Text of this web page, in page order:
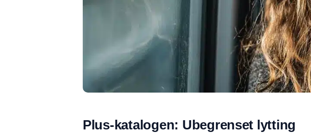
Plus-katalogen: Ubegrenset lytting